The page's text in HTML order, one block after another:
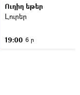
Ուղիղ եթեր
Լուրեր
19:00 6 ր